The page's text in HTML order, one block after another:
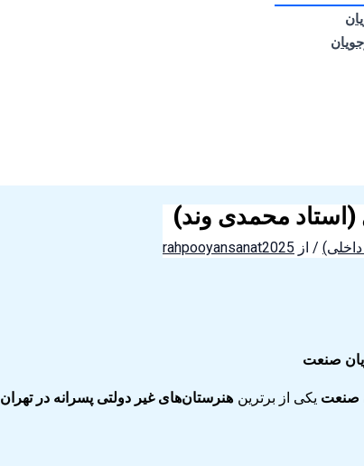
محمدی وند)
/ از rahpooyansanat2025
صنعت
صنعت یکی از برترین هنرستان‌های غیر دولتی پسرانه در تهران